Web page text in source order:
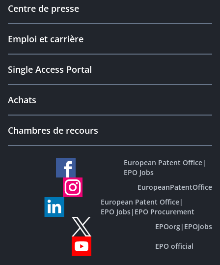
Centre de presse
Emploi et carrière
Single Access Portal
Achats
Chambres de recours
European Patent Office|
EPO Jobs
EuropeanPatentOffice
European Patent Office|
EPO Jobs| EPO Procurement
EPOorg| EPOjobs
EPO official